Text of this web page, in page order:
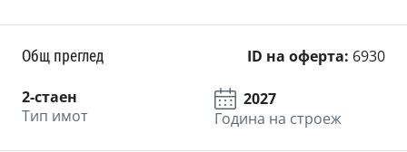
Общ преглед ID на оферта: 6930
2-стаен
Тип имот
2027
Година на строеж